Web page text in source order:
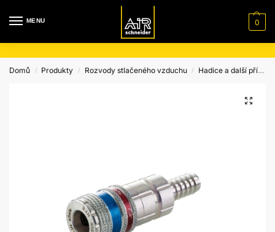
MENU 0
Domů / Produkty / Rozvody stlačeného vzduchu / Hadice a další příslušenství Schneider